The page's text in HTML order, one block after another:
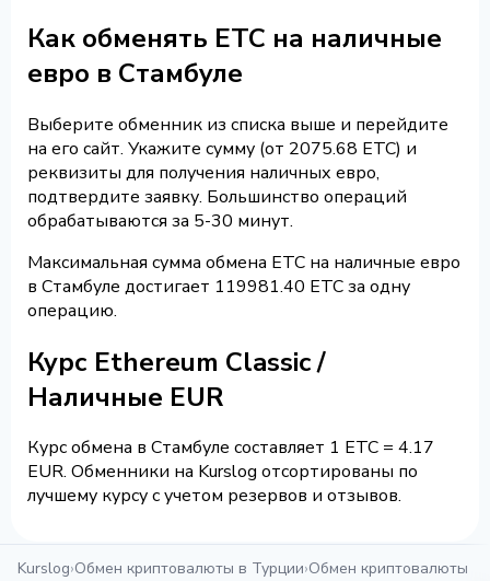
Как обменять ETC на наличные
евро в Стамбуле
Выберите обменник из списка выше и перейдите
на его сайт. Укажите сумму (от 2075.68 ETC) и
реквизиты для получения наличных евро,
подтвердите заявку. Большинство операций
обрабатываются за 5-30 минут.
Максимальная сумма обмена ETC на наличные евро
в Стамбуле достигает 119981.40 ETC за одну
операцию.
Курс Ethereum Classic /
Наличные EUR
Курс обмена в Стамбуле составляет 1 ETC = 4.17
EUR. Обменники на Kurslog отсортированы по
лучшему курсу с учетом резервов и отзывов.
Kurslog›Обмен криптовалюты в Турции›Обмен криптовалюты в